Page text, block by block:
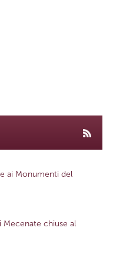
ai Monumenti del
Mecenate chiuse al